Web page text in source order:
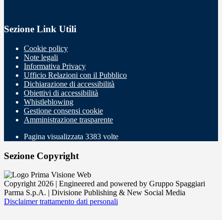
Sezione Link Utili
Cookie policy
Note legali
Informativa Privacy
Ufficio Relazioni con il Pubblico
Dichiarazione di accessibilità
Obiettivi di accessibilità
Whistleblowing
Gestione consensi cookie
Amministrazione trasparente
Pagina visualizzata 3383 volte
Sezione Copyright
Copyright 2026 | Engineered and powered by Gruppo Spaggiari
Parma S.p.A. | Divisione Publishing & New Social Media
Disclaimer trattamento dati personali